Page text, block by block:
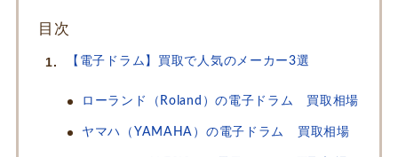
目次
【電子ドラム】買取で人気のメーカー3選
ローランド（Roland）の電子ドラム 買取相場
ヤマハ（YAMAHA）の電子ドラム 買取相場